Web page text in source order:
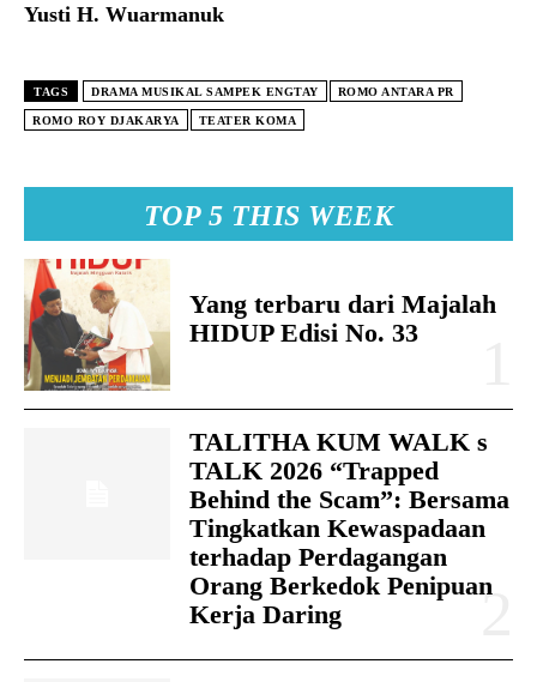
TOP 5 THIS WEEK
Yang terbaru dari Majalah
HIDUP Edisi No. 33
TALITHA KUM WALK s
TALK 2026 “Trapped
Behind the Scam”: Bersama
Tingkatkan Kewaspadaan
terhadap Perdagangan
Orang Berkedok Penipuan
Kerja Daring
Yusti H. Wuarmanuk
TAGS DRAMA MUSIKAL SAMPEK ENGTAY ROMO ANTARA PR
ROMO ROY DJAKARYA TEATER KOMA